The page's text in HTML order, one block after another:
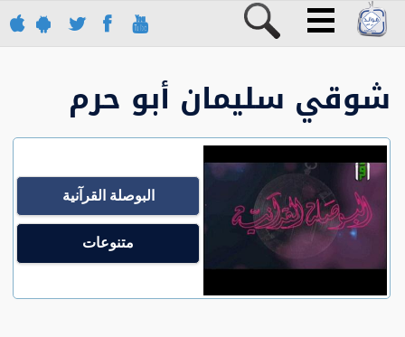
شوقي سليمان أبو حرم
البوصلة القرآنية
متنوعات